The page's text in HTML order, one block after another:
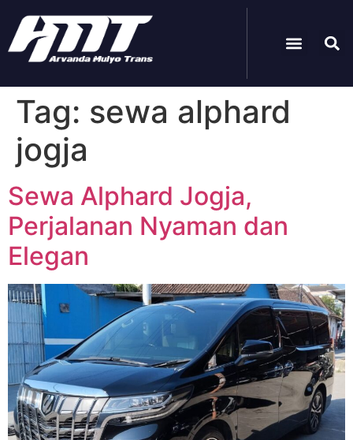
Tag: sewa alphard
jogja
Sewa Alphard Jogja,
Perjalanan Nyaman dan
Elegan